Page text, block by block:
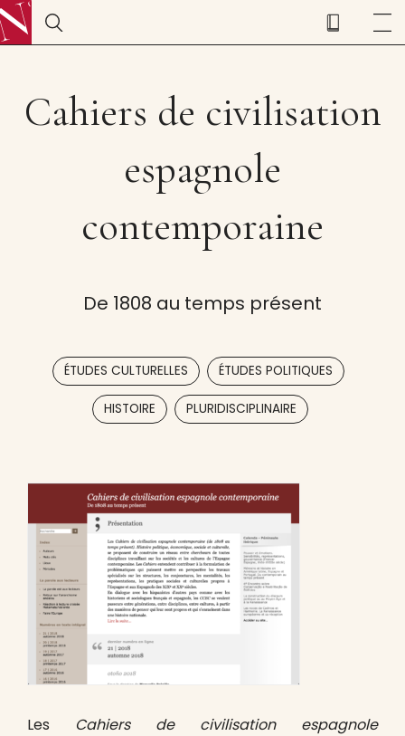
Cahiers de civilisation
espagnole
contemporaine
De 1808 au temps présent
ÉTUDES CULTURELLES , ÉTUDES POLITIQUES
HISTOIRE PLURIDISCIPLINAIRE
Les Cahiers de civilisation espagnole